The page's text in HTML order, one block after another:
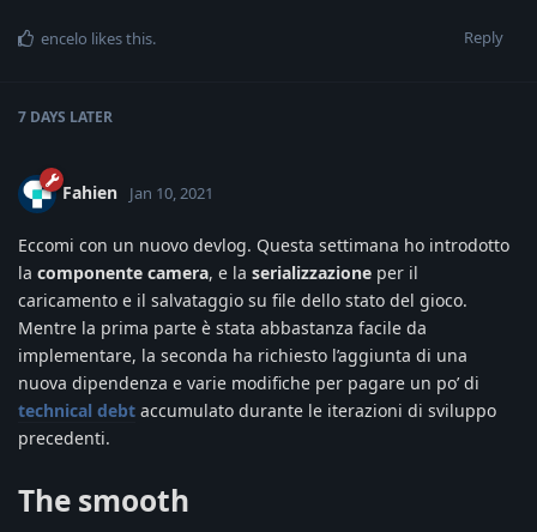
Reply
encelo likes this.
7 DAYS LATER
Fahien Jan 10, 2021
Eccomi con un nuovo devlog. Questa settimana ho introdotto
la componente camera, e la serializzazione per il
caricamento e il salvataggio su file dello stato del gioco.
Mentre la prima parte è stata abbastanza facile da
implementare, la seconda ha richiesto l’aggiunta di una
nuova dipendenza e varie modifiche per pagare un po’ di
technical debt accumulato durante le iterazioni di sviluppo
precedenti.
The smooth